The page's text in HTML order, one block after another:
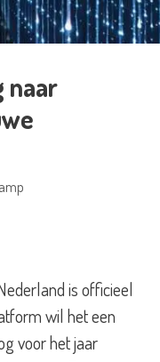
naar
is officieel
wil het een
voor het jaar